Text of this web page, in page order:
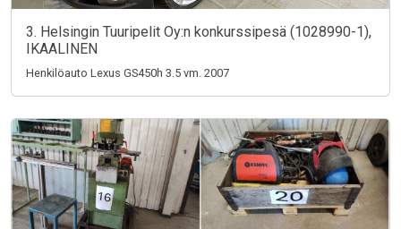
3. Helsingin Tuuripelit Oy:n konkurssipesä (1028990-1),
IKAALINEN
Henkilöauto Lexus GS450h 3.5 vm. 2007